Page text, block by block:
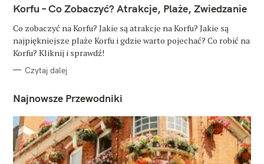
T
E
O
R
I
Korfu – Co Zobaczyć? Atrakcje, Plaże, Zwiedzanie
Co zobaczyć na Korfu? Jakie są atrakcje na Korfu? Jakie są
najpiękniejsze plaże Korfu i gdzie warto pojechać? Co robić na
Korfu? Kliknij i sprawdź!
Czytaj dalej
Najnowsze Przewodniki